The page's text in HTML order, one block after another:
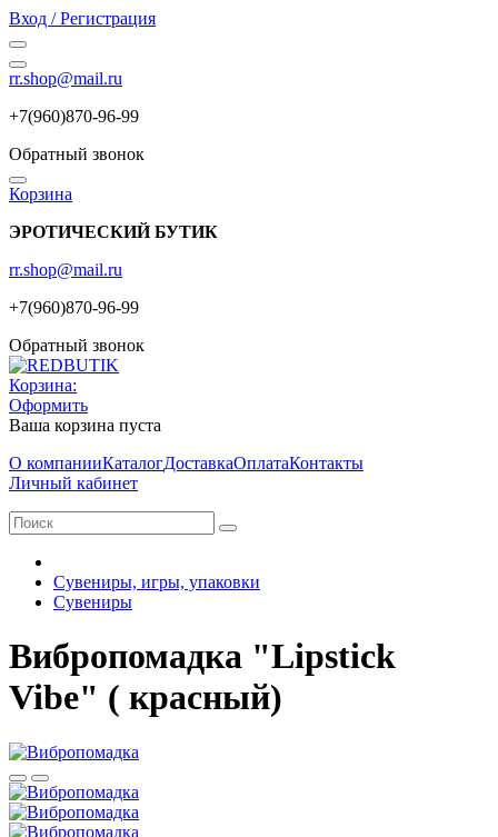
Вход / Регистрация
rr.shop@mail.ru
+7(960)870-96-99
Обратный звонок
Корзина
ЭРОТИЧЕСКИЙ БУТИК
rr.shop@mail.ru
+7(960)870-96-99
Обратный звонок
Корзина:
Оформить
Ваша корзина пуста
О компанииКаталогДоставкаОплатаКонтакты
Личный кабинет
Сувениры, игры, упаковки
Сувениры
Вибропомадка "Lipstick
Vibe" ( красный)